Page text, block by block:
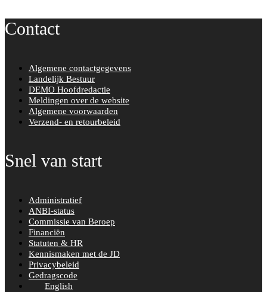
Contact
Algemene contactgegevens
Landelijk Bestuur
DEMO Hoofdredactie
Meldingen over de website
Algemene voorwaarden
Verzend- en retourbeleid
Snel van start
Administratief
ANBI-status
Commissie van Beroep
Financiën
Statuten & HR
Kennismaken met de JD
Privacybeleid
Gedragscode
English